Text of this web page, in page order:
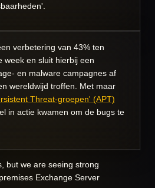
verbetering van 43% ten
week en sluit hierbij een
en malware campagnes af
wereldwijd troffen. Met maar
Threat-groepen' (APT)
in actie kwamen om de bugs te
but we are seeing strong
Exchange Server